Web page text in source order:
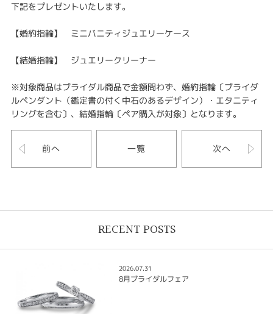
下記をプレゼントいたします。
【婚約指輪】 ミニバニティジュエリーケース
【結婚指輪】 ジュエリークリーナー
※対象商品はブライダル商品で金額問わず、婚約指輪〔ブライダ
ルペンダント（鑑定書の付く中石のあるデザイン）・エタニティ
リングを含む〕、結婚指輪〔ペア購入が対象〕となります。
前へ 一覧 次へ
RECENT POSTS
2026.07.31
8月ブライダルフェア